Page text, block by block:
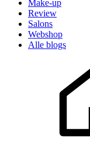
Make-up
Review
Salons
Webshop
Alle blogs